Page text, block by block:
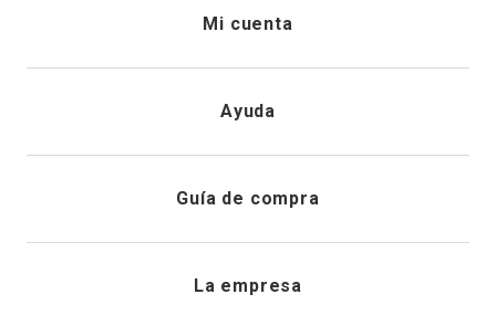
Mi cuenta
Registrarme
Historial de pedidos
Ayuda
Envíanos un email
Guía de compra
La empresa